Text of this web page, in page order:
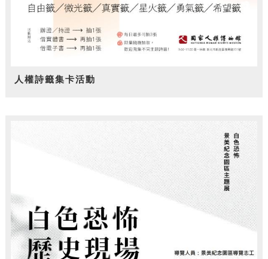
人權詩籤集卡活動